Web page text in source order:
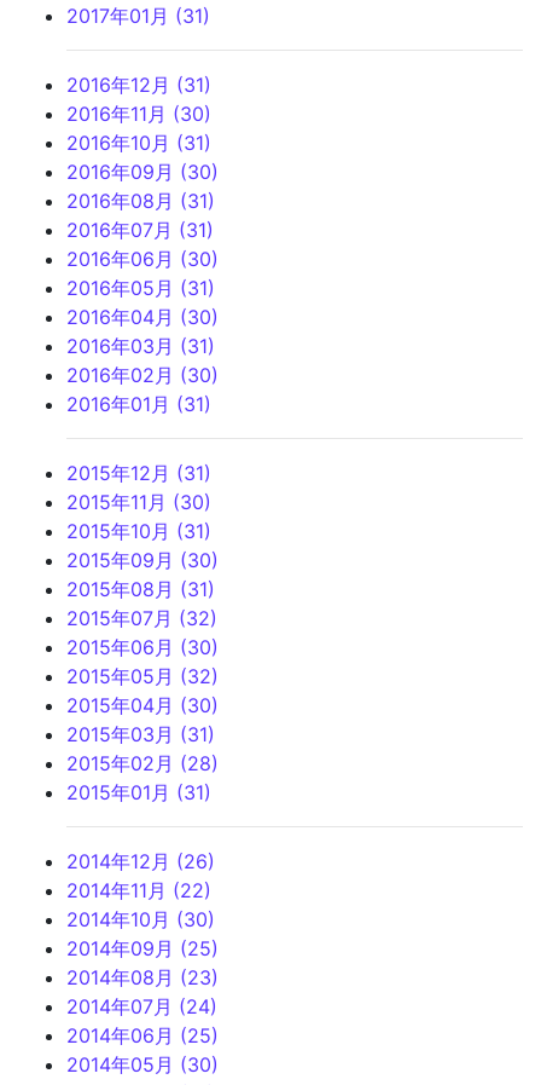
2017年01月 (31)
2016年12月 (31)
2016年11月 (30)
2016年10月 (31)
2016年09月 (30)
2016年08月 (31)
2016年07月 (31)
2016年06月 (30)
2016年05月 (31)
2016年04月 (30)
2016年03月 (31)
2016年02月 (30)
2016年01月 (31)
2015年12月 (31)
2015年11月 (30)
2015年10月 (31)
2015年09月 (30)
2015年08月 (31)
2015年07月 (32)
2015年06月 (30)
2015年05月 (32)
2015年04月 (30)
2015年03月 (31)
2015年02月 (28)
2015年01月 (31)
2014年12月 (26)
2014年11月 (22)
2014年10月 (30)
2014年09月 (25)
2014年08月 (23)
2014年07月 (24)
2014年06月 (25)
2014年05月 (30)